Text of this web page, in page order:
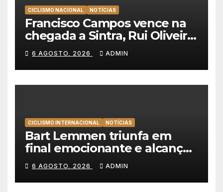
CICLISMO NACIONAL NOTÍCIAS
Francisco Campos vence na
chegada a Sintra, Rui Oliveira
veste de amarelo na Volta a
Portugal
6 AGOSTO, 2026 ADMIN
CICLISMO INTERNACIONAL NOTÍCIAS
Bart Lemmen triunfa em
final emocionante e alcança
a primeira vitória da carreira
na Volta à Polónia
6 AGOSTO, 2026 ADMIN